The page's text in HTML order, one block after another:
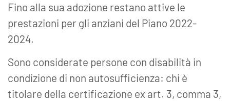
Fino alla sua adozione restano attive le
prestazioni per gli anziani del Piano 2022-
2024.
Sono considerate persone con disabilità in
condizione di non autosufficienza: chi è
titolare della certificazione ex art. 3, comma 3,